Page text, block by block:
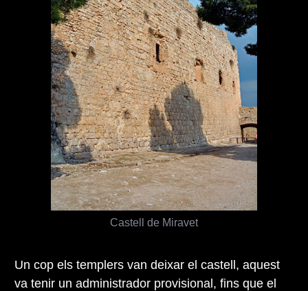
Castell de Miravet
Un cop els templers van deixar el castell, aquest
va tenir un administrador provisional, fins que el